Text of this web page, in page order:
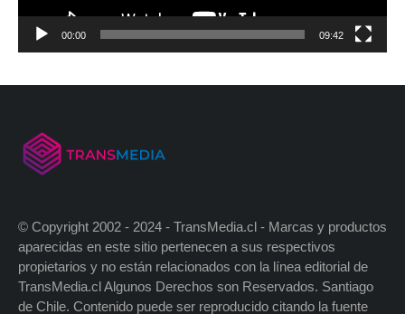
00:00 09:42
© Copyright 2002 - 2024 - TransMedia.cl - Marcas y productos
aparecidas en este sitio pertenecen a sus respectivos
propietarios y no están relacionados con la línea editorial de
TransMedia.cl Algunos Derechos son Reservados. Santiago
de Chile. Contenido puede ser reproducido citando la fuente